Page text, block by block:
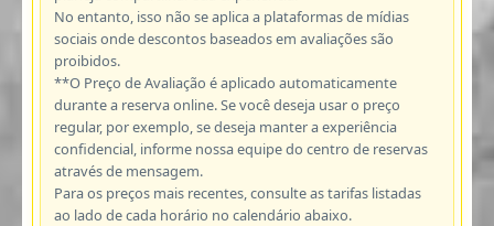
No entanto, isso não se aplica a plataformas de mídias
sociais onde descontos baseados em avaliações são
proibidos.
**O Preço de Avaliação é aplicado automaticamente
durante a reserva online. Se você deseja usar o preço
regular, por exemplo, se deseja manter a experiência
confidencial, informe nossa equipe do centro de reservas
através de mensagem.
Para os preços mais recentes, consulte as tarifas listadas
ao lado de cada horário no calendário abaixo.